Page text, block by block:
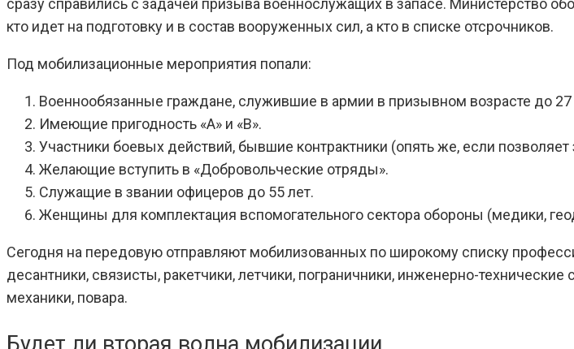
сразу справились с задачей призыва военнослужащих в запасе. Министерство
кто идет на подготовку и в состав вооруженных сил, а кто в списке отсрочников.
Под мобилизационные мероприятия попали:
Военнообязанные граждане, служившие в армии в призывном возрасте до 27
Имеющие пригодность «А» и «B».
Участники боевых действий, бывшие контрактники (опять же, если позволяет
Желающие вступить в «Добровольческие отряды».
Служащие в звании офицеров до 55 лет.
Женщины для комплектация вспомогательного сектора обороны (медики,
Сегодня на передовую отправляют мобилизованных по широкому списку
десантники, связисты, ракетчики, летчики, пограничники, инженерно-
механики, повара.